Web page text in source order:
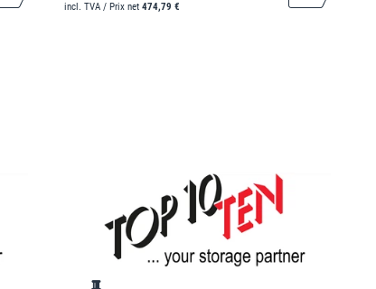
incl. TVA / Prix net474,79 €